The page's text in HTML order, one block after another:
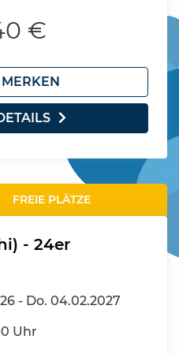
€
FREIE PLÄTZE
- 24er
- Do. 04.02.2027
Uhr